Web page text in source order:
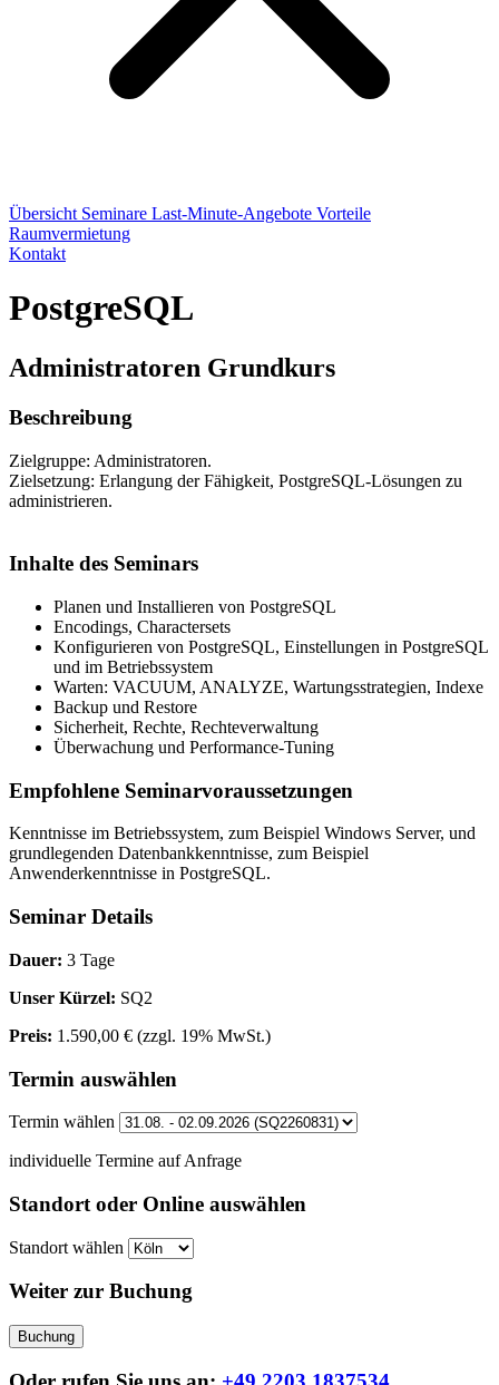
Übersicht Seminare Last-Minute-Angebote Vorteile
Raumvermietung
Kontakt
PostgreSQL
Administratoren Grundkurs
Beschreibung
Zielgruppe: Administratoren.
Zielsetzung: Erlangung der Fähigkeit, PostgreSQL-Lösungen zu
administrieren.
Inhalte des Seminars
Planen und Installieren von PostgreSQL
Encodings, Charactersets
Konfigurieren von PostgreSQL, Einstellungen in PostgreSQL
und im Betriebssystem
Warten: VACUUM, ANALYZE, Wartungsstrategien, Indexe
Backup und Restore
Sicherheit, Rechte, Rechteverwaltung
Überwachung und Performance-Tuning
Empfohlene Seminarvoraussetzungen
Kenntnisse im Betriebssystem, zum Beispiel Windows Server, und
grundlegenden Datenbankkenntnisse, zum Beispiel
Anwenderkenntnisse in PostgreSQL.
Seminar Details
Dauer: 3 Tage
Unser Kürzel: SQ2
Preis: 1.590,00 € (zzgl. 19% MwSt.)
Termin auswählen
Termin wählen
individuelle Termine auf Anfrage
Standort oder Online auswählen
Standort wählen
Weiter zur Buchung
Buchung